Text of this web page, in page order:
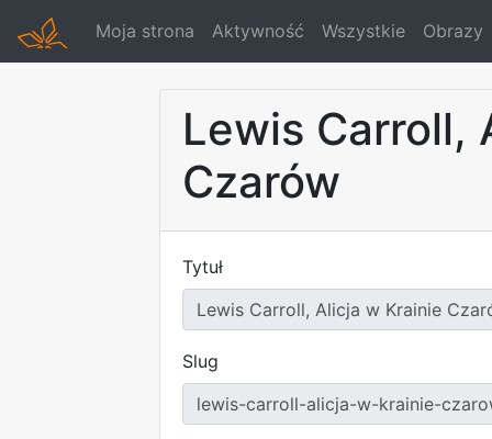
Moja strona Aktywność Wszystkie Obrazy
Lewis Carroll,
Czarów
Tytuł
Slug